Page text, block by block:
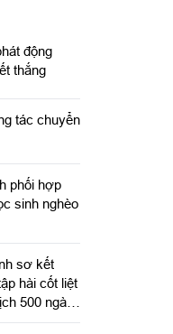
động
thắng
tác chuyển
phối hợp
sinh nghèo
sơ kết
hài cốt liệt
500 ngày